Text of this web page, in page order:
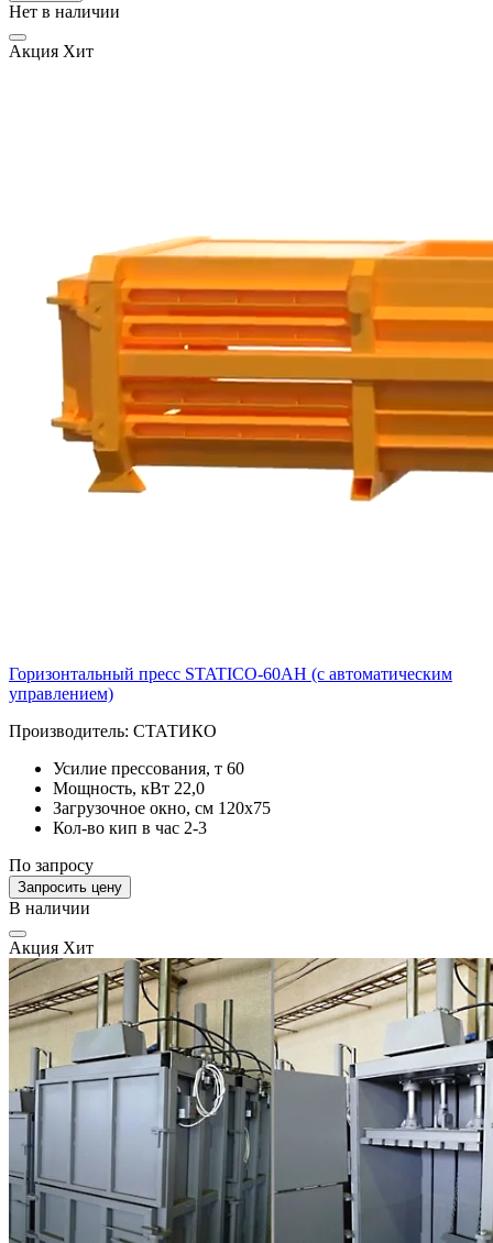
Нет в наличии
Акция Хит
Горизонтальный пресс STATICO-60AH (c автоматическим
управлением)
Производитель: СТАТИКО
Усилие прессования, т 60
Мощность, кВт 22,0
Загрузочное окно, см 120х75
Кол-во кип в час 2-3
По запросу
Запросить цену
В наличии
Акция Хит